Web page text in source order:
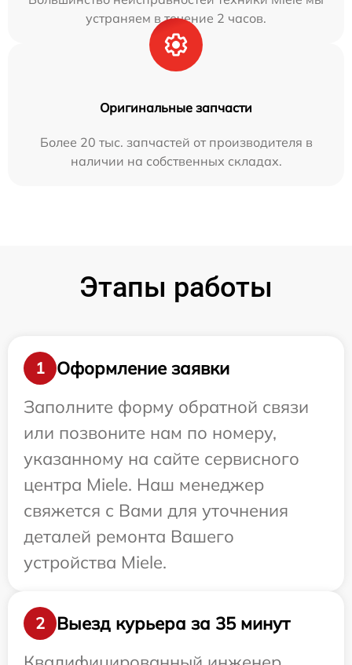
устраняем в течение 2 часов.
Оригинальные запчасти
Более 20 тыс. запчастей от производителя в
наличии на собственных складах.
Этапы работы
1
Оформление заявки
Заполните форму обратной связи
или позвоните нам по номеру,
указанному на сайте сервисного
центра Miele. Наш менеджер
свяжется с Вами для уточнения
деталей ремонта Вашего
устройства Miele.
2
Выезд курьера за 35 минут